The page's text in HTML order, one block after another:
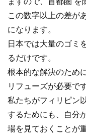
この数字以上の差が
になります。
日本では大量のゴミ
るだけです。
根本的な解決のため
リフューズが必要です
私たちがフィリピン
するためにも、自分
場を見ておくことが